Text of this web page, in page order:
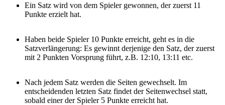
Ein Satz wird von dem Spieler gewonnen, der zuerst 11
Punkte erzielt hat.
Haben beide Spieler 10 Punkte erreicht, geht es in die
Satzverlängerung: Es gewinnt derjenige den Satz, der zuerst
mit 2 Punkten Vorsprung führt, z.B. 12:10, 13:11 etc.
Nach jedem Satz werden die Seiten gewechselt. Im
entscheidenden letzten Satz findet der Seitenwechsel statt,
sobald einer der Spieler 5 Punkte erreicht hat.